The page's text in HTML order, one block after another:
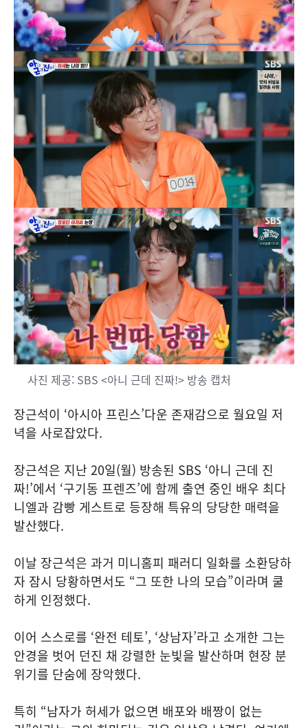
사진 제공: SBS <아니 근데 진짜!> 방송 캡처
장근석이 ‘아시아 프린스’다운 존재감으로 월요일 저
녁을 사로잡았다.
장근석은 지난 20일(월) 방송된 SBS ‘아니 근데 진
짜!’에서 ‘구기동 프렌즈’에 함께 출연 중인 배우 최다
니엘과 감빵 게스트로 등장해 특유의 당당한 매력을
발산했다.
이날 장근석은 과거 미니홈피 패러디 일화를 소환당하
자 잠시 당황하면서도 “그 또한 나의 모습”이라며 쿨
하게 인정했다.
이어 스스로를 ‘완전 테토’, ‘상남자’라고 소개한 그는
안경을 벗어 던진 채 강렬한 눈빛을 발산하며 현장 분
위기를 단숨에 장악했다.
특히 “남자가 허세가 없으면 배포와 배짱이 없는